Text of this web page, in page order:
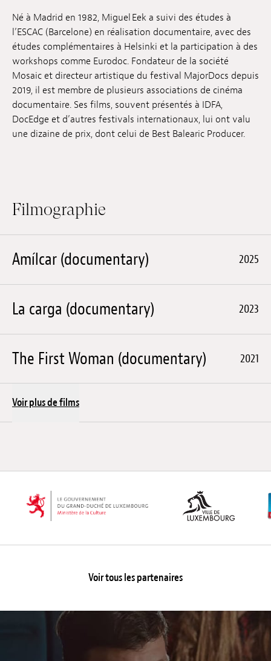
Emplois
Soumissions
Archives
Publications
Né à Madrid en 1982, Miguel Eek a suivi des études à
l’ESCAC (Barcelone) en réalisation documentaire, avec des
études complémentaires à Helsinki et la participation à des
workshops comme Eurodoc. Fondateur de la société
Mosaic et directeur artistique du festival MajorDocs depuis
2019, il est membre de plusieurs associations de cinéma
documentaire. Ses films, souvent présentés à IDFA,
DocEdge et d’autres festivals internationaux, lui ont valu
une dizaine de prix, dont celui de Best Balearic Producer.
Filmographie
Amílcar (documentary) 2025
La carga (documentary) 2023
The First Woman (documentary) 2021
Voir plus de films
Voir tous les partenaires